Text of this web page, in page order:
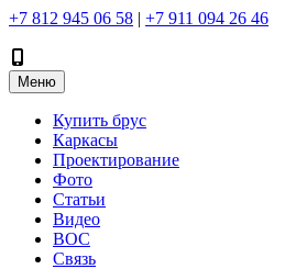
+7 812 945 06 58 | +7 911 094 26 46
Меню
Купить брус
Каркасы
Проектирование
Фото
Статьи
Видео
ВОС
Связь